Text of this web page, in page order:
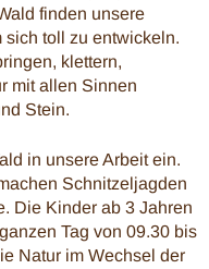
finden unsere
sich toll zu entwickeln.
klettern,
mit allen Sinnen
Stein.
in unsere Arbeit ein.
Schnitzeljagden
Die Kinder ab 3 Jahren
Tag von 09.30 bis
Natur im Wechsel der